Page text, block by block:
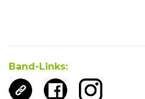
Band-Links: